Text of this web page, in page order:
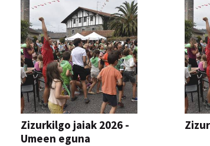
Zizurkilgo jaiak 2026 -
Umeen eguna